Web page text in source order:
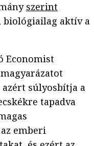
szerint
aktív a
Economist
súlyosbítja a
tapadva
emberi